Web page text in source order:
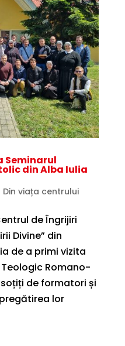
Seminarul
din Alba Iulia
Din viața centrului
de Îngrijiri
Divine” din
de a primi vizita
Romano-
de formatori și
lor